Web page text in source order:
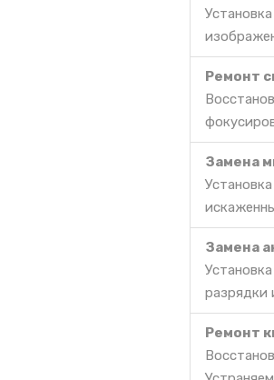
Ремонт
Замена
Замена
разрядки
Ремонт